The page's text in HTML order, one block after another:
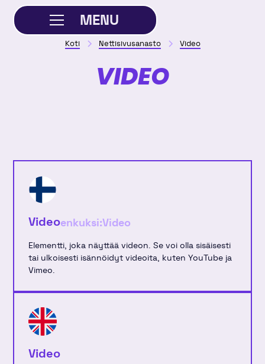
MENU
SULJE
Koti Nettisivusanasto Video
VIDEO
Videoenkuksi:Video
Elementti, joka näyttää videon. Se voi olla sisäisesti
tai ulkoisesti isännöidyt videoita, kuten YouTube ja
Vimeo.
Video